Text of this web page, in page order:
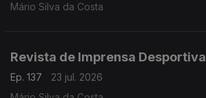
Mário Silva da Costa
Revista de Imprensa Desportiva
Ep. 137
23 jul. 2026